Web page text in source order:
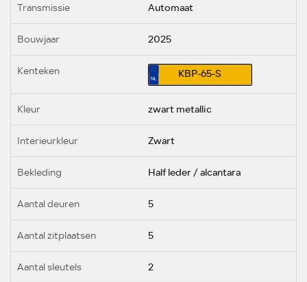
Transmissie Automaat
Bouwjaar 2025
Kenteken KBP-65-S
Kleur zwart metallic
Interieurkleur Zwart
Bekleding Half leder / alcantara
Aantal deuren 5
Aantal zitplaatsen 5
Aantal sleutels 2